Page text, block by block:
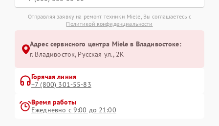
Отправляя заявку на ремонт техники Miele, Вы соглашаетесь с
Политикой конфиденциальности
Адрес сервисного центра Miele в Владивостоке:
г. Владивосток, Русская ул., 2К
Горячая линия
+7 (800) 301-55-83
Время работы
Ежедневно с 9:00 до 21:00